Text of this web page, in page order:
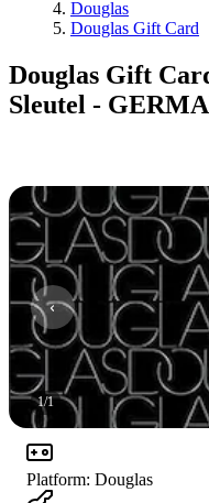
Douglas
Douglas Gift Card
Douglas Gift
Sleutel -
1/1
Platform: Douglas